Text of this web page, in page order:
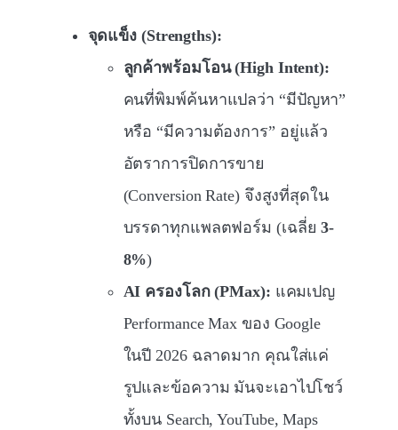
จุดแข็ง (Strengths):
ลูกค้าพร้อมโอน (High Intent):
คนที่พิมพ์ค้นหาแปลว่า “มีปัญหา”
หรือ “มีความต้องการ” อยู่แล้ว
อัตราการปิดการขาย
(Conversion Rate) จึงสูงที่สุดใน
บรรดาทุกแพลตฟอร์ม (เฉลี่ย3-
8%)
AI ครองโลก (PMax): แคมเปญ
Performance Max ของ Google
ในปี 2026 ฉลาดมาก คุณใส่แค่
รูปและข้อความ มันจะเอาไปโชว์
ทั้งบน Search, YouTube, Maps